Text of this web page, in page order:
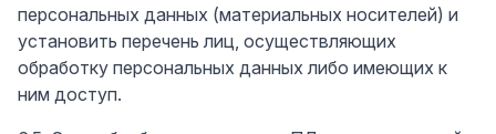
персональных данных (материальных носителей) и
установить перечень лиц, осуществляющих
обработку персональных данных либо имеющих к
ним доступ.